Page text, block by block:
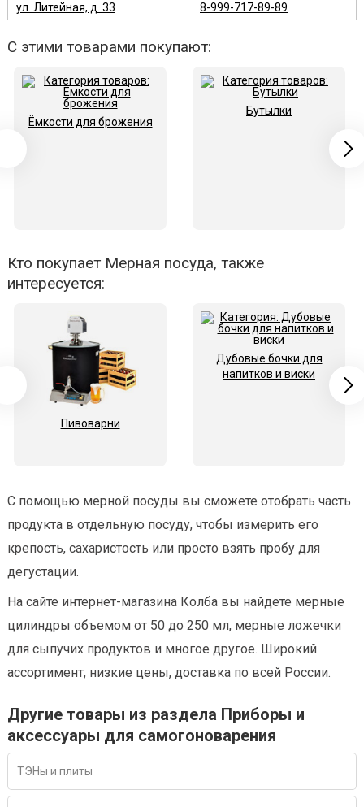
ул. Литейная, д. 33 8-999-717-89-89
С этими товарами покупают:
Ёмкости для брожения
Бутылки
Кто покупает Мерная посуда, также
интересуется:
Пивоварни
Дубовые бочки для
напитков и виски
С помощью мерной посуды вы сможете отобрать часть
продукта в отдельную посуду, чтобы измерить его
крепость, сахаристость или просто взять пробу для
дегустации.
На сайте интернет-магазина Колба вы найдете мерные
цилиндры объемом от 50 до 250 мл, мерные ложечки
для сыпучих продуктов и многое другое. Широкий
ассортимент, низкие цены, доставка по всей России.
Другие товары из раздела Приборы и
аксессуары для самогоноварения
ТЭНы и плиты